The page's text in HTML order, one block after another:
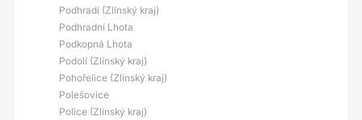
Podhradí (Zlínský kraj)
Podhradní Lhota
Podkopná Lhota
Podolí (Zlínský kraj)
Pohořelice (Zlínský kraj)
Polešovice
Police (Zlínský kraj)